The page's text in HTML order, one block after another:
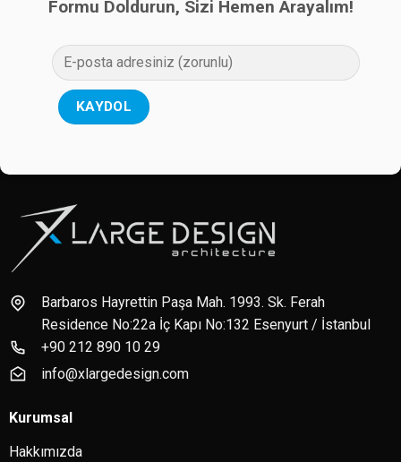
Formu Doldurun, Sizi Hemen Arayalım!
Barbaros Hayrettin Paşa Mah. 1993. Sk. Ferah
Residence No:22a İç Kapı No:132 Esenyurt / İstanbul
+90 212 890 10 29
info@xlargedesign.com
Kurumsal
Hakkımızda